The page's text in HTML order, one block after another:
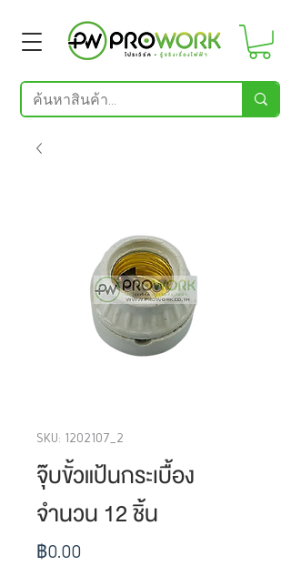
SKU: 1202107_2
จุ๊บขั้วแป้นกระเบื้อง
จำนวน 12 ชิ้น
฿0.00ราคา